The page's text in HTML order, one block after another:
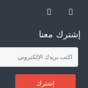
إشترك معنا
إشترك